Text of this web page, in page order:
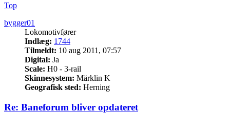
Top
bygger01
Lokomotivfører
Indlæg: 1744
Tilmeldt: 10 aug 2011, 07:57
Digital: Ja
Scale: H0 - 3-rail
Skinnesystem: Märklin K
Geografisk sted: Herning
Re: Baneforum bliver opdateret